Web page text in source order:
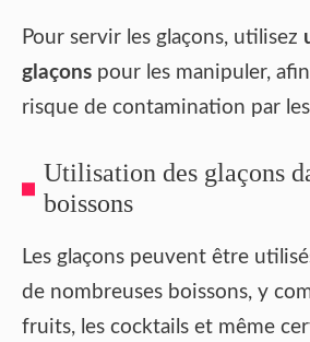
Pour servir les glaçons, utilisez
glaçons pour les manipuler,
risque de contamination par
Utilisation des glaçons
boissons
Les glaçons peuvent être
de nombreuses boissons, y
fruits, les cocktails et même